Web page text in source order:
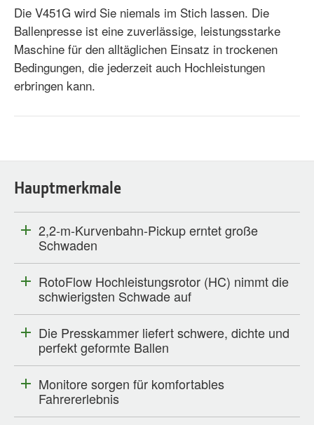
Die V451G wird Sie niemals im Stich lassen. Die
Ballenpresse ist eine zuverlässige, leistungsstarke
Maschine für den alltäglichen Einsatz in trockenen
Bedingungen, die jederzeit auch Hochleistungen
erbringen kann.
Hauptmerkmale
2,2-m-Kurvenbahn-Pickup erntet große
Schwaden
RotoFlow Hochleistungsrotor (HC) nimmt die
schwierigsten Schwade auf
Die Presskammer liefert schwere, dichte und
perfekt geformte Ballen
Monitore sorgen für komfortables
Fahrererlebnis